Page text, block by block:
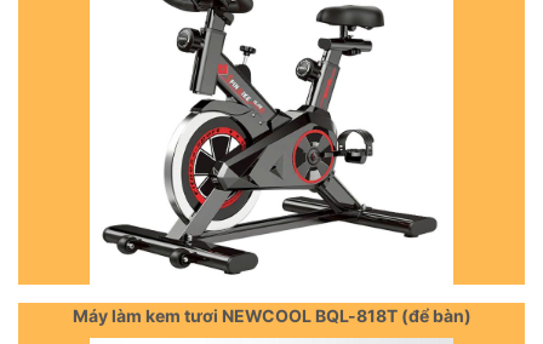
Máy làm kem tươi NEWCOOL BQL-818T (để bàn)